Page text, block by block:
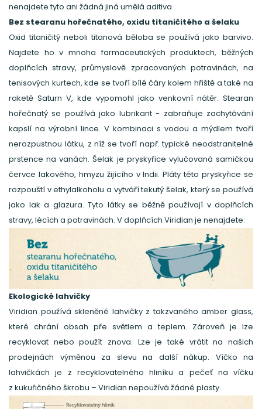
nenajdete tyto ani žádná jiná umělá aditiva.
Bez stearanu hořečnatého, oxidu titaničitého a šelaku
Oxid titaničitý neboli titanová běloba se používá jako barvivo.
Najdete ho v mnoha farmaceutických produktech, běžných
doplňcích stravy, průmyslově zpracovaných potravinách, na
tenisových kurtech, kde se tvoří bílé čáry kolem hřiště a také na
raketě Saturn V, kde vypomohl jako venkovní nátěr. Stearan
hořečnatý se používá jako lubrikant - zabraňuje zachytávání
kapslí na výrobní lince. V kombinaci s vodou a mýdlem tvoří
nerozpustnou látku, z níž se tvoří např. typické neodstranitelné
prstence na vanách. Šelak je pryskyřice vylučovaná samičkou
červce lakového, hmyzu žijícího v Indii. Pláty této pryskyřice se
rozpouští v ethylalkoholu a vytváří tekutý šelak, který se používá
jako lak a glazura. Tyto látky se běžně používají v doplňcích
stravy, lécích a potravinách. V doplňcích Viridian je nenajdete.
Ekologické lahvičky
Viridian používá skleněné lahvičky z takzvaného amber glass,
které chrání obsah pře světlem a teplem. Zároveň je lze
recyklovat nebo použít znova. Lze je také vrátit na našich
prodejnách výměnou za slevu na další nákup. Víčko na
lahvičkách je z recyklovatelného hliníku a pečeť na víčku
z kukuřičného škrobu – Viridian nepoužívá žádné plasty.